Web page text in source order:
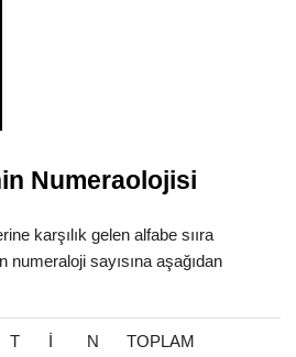
Numeraolojisi
karşılık gelen alfabe sııra
numeraloji sayısına aşağıdan
T İ N TOPLAM